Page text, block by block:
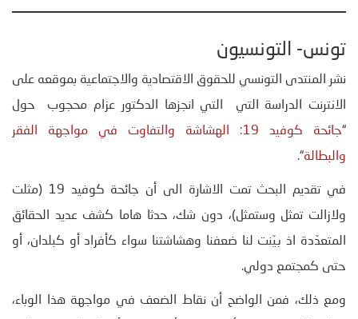
تونس- التونسيون
نشر المنتدى التونسي للحقوق الاقتصادية والاجتماعية بموقعه على
الانترنت الدراسة التي التي انجزها الدكتور عزام محجوب حول
“
جائحة كوفيد 19: الهشاشة والتفاوت في مواجهة الفقر
والبطالة“.
في تقديم البحث تمت الاشارة الى أن جائحة كوفيد 19 (مثلت
ولازالت تمثل وستمثل)، دون شك، حدثا هاما كشف عديد الحقائق
المتعدّدة اذ بيّنت لنا ضعفنا وهشاشتنا سواء كأفراد أو كبلدان، أو
حتى كمجتمع دولي.
ومع ذلك، فمن الواضح أن نقاط الضعف في مواجهة هذا الوباء،